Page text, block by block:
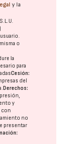
y la
o
la
para
Cesión:
del
Derechos:
y
con
no
presentar